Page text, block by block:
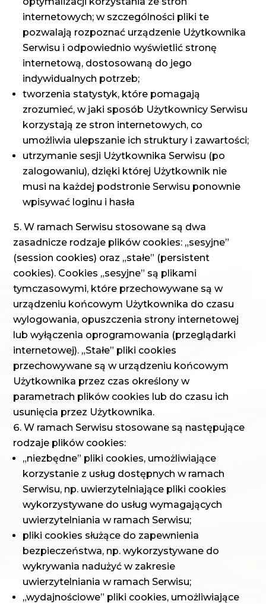
internetowych; w szczególności pliki te
pozwalają rozpoznać urządzenie Użytkownika
Serwisu i odpowiednio wyświetlić stronę
internetową, dostosowaną do jego
indywidualnych potrzeb;
tworzenia statystyk, które pomagają
zrozumieć, w jaki sposób Użytkownicy Serwisu
korzystają ze stron internetowych, co
umożliwia ulepszanie ich struktury i zawartości;
utrzymanie sesji Użytkownika Serwisu (po
zalogowaniu), dzięki której Użytkownik nie
musi na każdej podstronie Serwisu ponownie
wpisywać loginu i hasła
W ramach Serwisu stosowane są dwa
zasadnicze rodzaje plików cookies: „sesyjne”
(session cookies) oraz „stałe” (persistent
cookies). Cookies „sesyjne” są plikami
tymczasowymi, które przechowywane są w
urządzeniu końcowym Użytkownika do czasu
wylogowania, opuszczenia strony internetowej
lub wyłączenia oprogramowania (przeglądarki
internetowej). „Stałe” pliki cookies
przechowywane są w urządzeniu końcowym
Użytkownika przez czas określony w
parametrach plików cookies lub do czasu ich
usunięcia przez Użytkownika.
W ramach Serwisu stosowane są następujące
rodzaje plików cookies:
„niezbędne” pliki cookies, umożliwiające
korzystanie z usług dostępnych w ramach
Serwisu, np. uwierzytelniające pliki cookies
wykorzystywane do usług wymagających
uwierzytelniania w ramach Serwisu;
pliki cookies służące do zapewnienia
bezpieczeństwa, np. wykorzystywane do
wykrywania nadużyć w zakresie
uwierzytelniania w ramach Serwisu;
„wydajnościowe” pliki cookies, umożliwiające